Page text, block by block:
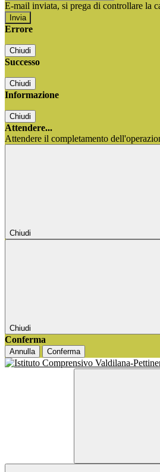
E-mail inviata, si prega di controllare la
Errore
Chiudi
Successo
Chiudi
Informazione
Chiudi
Attendere...
Attendere il completamento
Chiudi
Chiudi
Conferma
Annulla Conferma